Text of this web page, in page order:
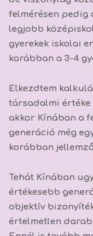
felmérésen pedig
legjobb
gyerekek iskolai
korábban a 3-4
Elkezdtem
társadalmi értéke
akkor Kínában a
generáció még
korábban
Tehát Kínában
értékesebb
objektív
értelmetlen